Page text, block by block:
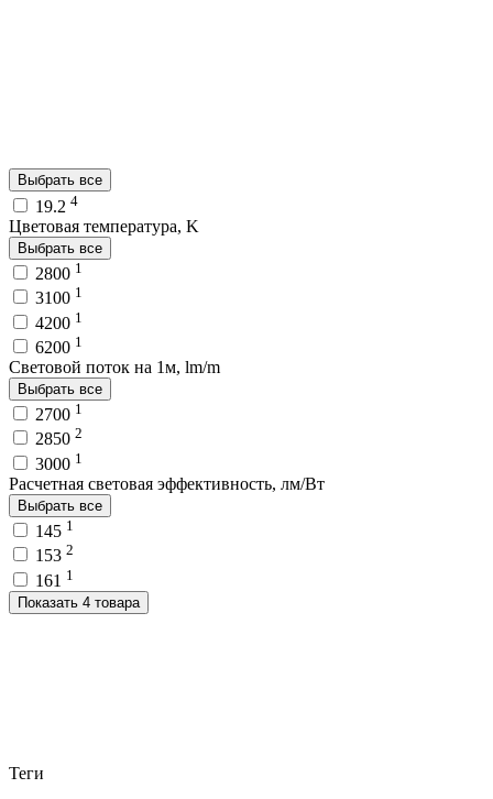
Выбрать все
19.2 4
Цветовая температура, K
Выбрать все
2800 1
3100 1
4200 1
6200 1
Световой поток на 1м, lm/m
Выбрать все
2700 1
2850 2
3000 1
Расчетная световая эффективность, лм/Вт
Выбрать все
145 1
153 2
161 1
Показать 4 товара
Теги